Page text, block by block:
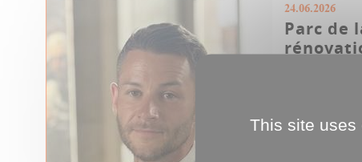
24.06.2026
Parc de
réactions,
This site uses